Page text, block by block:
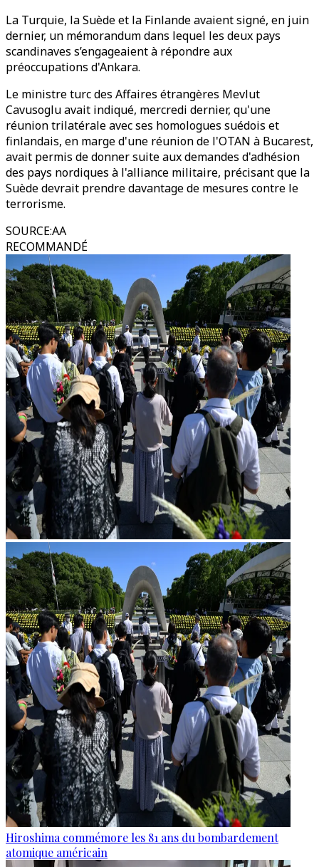
La Turquie, la Suède et la Finlande avaient signé, en juin
dernier, un mémorandum dans lequel les deux pays
scandinaves s’engageaient à répondre aux
préoccupations d'Ankara.
Le ministre turc des Affaires étrangères Mevlut
Cavusoglu avait indiqué, mercredi dernier, qu'une
réunion trilatérale avec ses homologues suédois et
finlandais, en marge d'une réunion de l'OTAN à Bucarest,
avait permis de donner suite aux demandes d'adhésion
des pays nordiques à l'alliance militaire, précisant que la
Suède devrait prendre davantage de mesures contre le
terrorisme.
SOURCE:AA
RECOMMANDÉ
Hiroshima commémore les 81 ans du bombardement
atomique américain